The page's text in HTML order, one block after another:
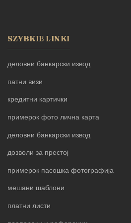
SZYBKIE LINKI
деловни банкарски извод
патни визи
кредитни картички
примерок фото лична карта
деловни банкарски извод
дозволи за престој
примерок пасошка фотографија
мешани шаблони
платни листи